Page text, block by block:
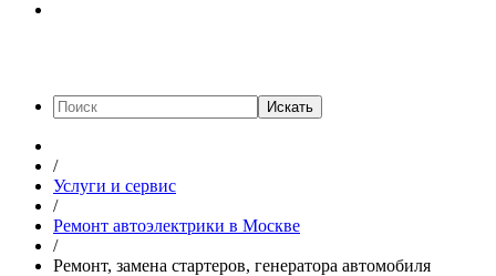
Искать
/
Услуги и сервис
/
Ремонт автоэлектрики в Москве
/
Ремонт, замена стартеров, генератора автомобиля